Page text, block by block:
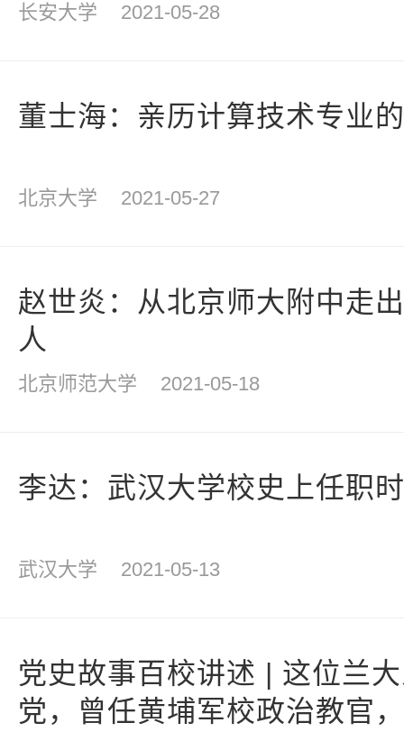
长安大学 2021-05-28
董士海：亲历计算技术专业
北京大学 2021-05-27
赵世炎：从北京师大附中走
人
北京师范大学 2021-05-18
李达：武汉大学校史上任职
武汉大学 2021-05-13
党史故事百校讲述 | 这位兰
党，曾任黄埔军校政治教官